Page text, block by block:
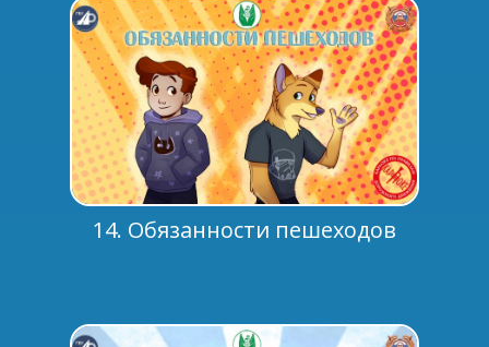
14. Обязанности пешеходов